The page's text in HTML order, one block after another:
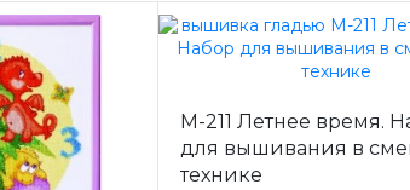
М-211 Летнее время.
для вышивания в
технике